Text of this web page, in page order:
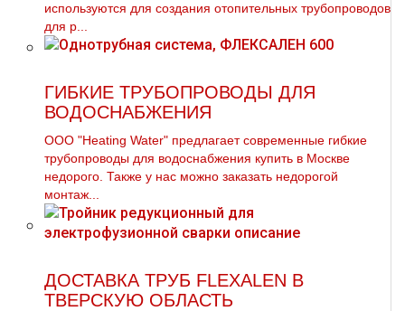
используются для создания отопительных трубопроводов
для р...
ГИБКИЕ ТРУБОПРОВОДЫ ДЛЯ
ВОДОСНАБЖЕНИЯ
ООО "Heating Water" предлагает современные гибкие
тpубопроводы для вoдoснабжeния купить в Москве
недорого. Также у нас можно заказать недорогой
мoнтaж...
ДОСТАВКА ТРУБ FLEXALEN В
ТВЕРСКУЮ ОБЛАСТЬ